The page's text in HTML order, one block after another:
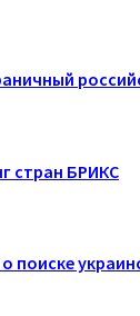
стран БРИКС